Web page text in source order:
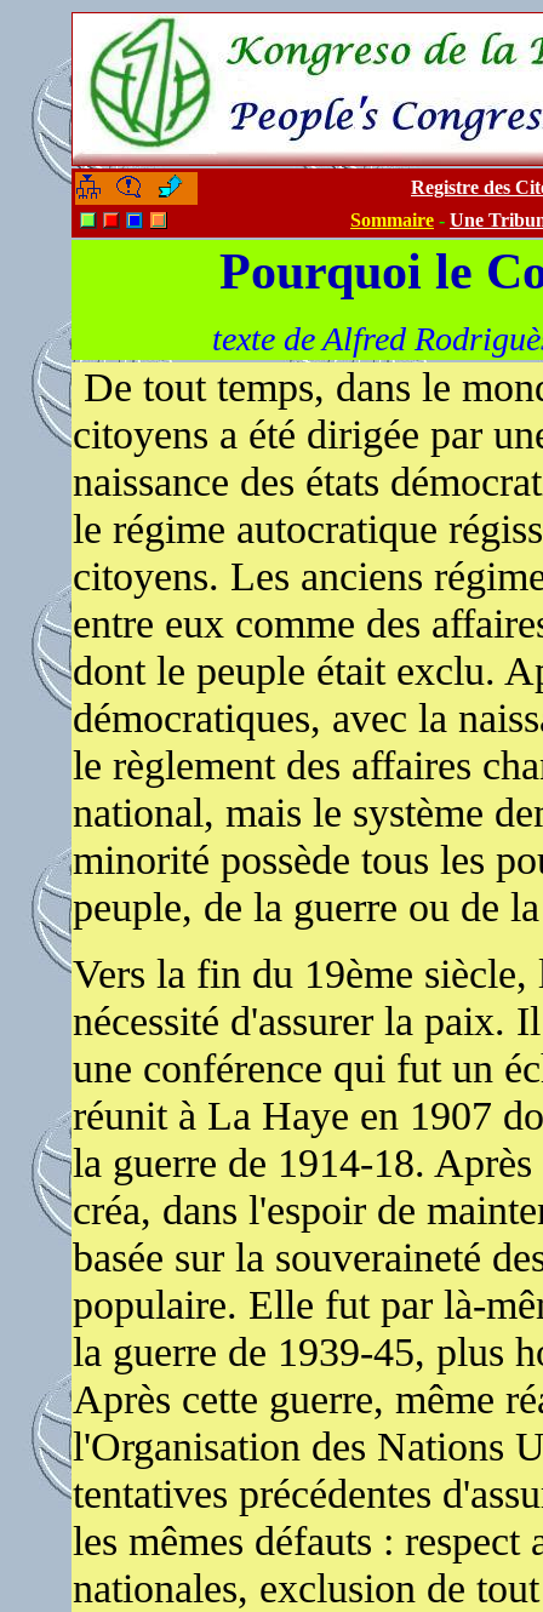
Registre des
Sommaire - Une
Pourquoi le
texte de Alfred
De tout temps, dans le
citoyens a été dirigée par
naissance des états
le régime autocratique
citoyens. Les anciens
entre eux comme des
dont le peuple était exclu.
démocratiques, avec la
le règlement des affaires
national, mais le système
minorité possède tous les
peuple, de la guerre ou de
Vers la fin du 19ème
nécessité d'assurer la paix.
une conférence qui fut un
réunit à La Haye en 1907
la guerre de 1914-18.
créa, dans l'espoir de
basée sur la souveraineté
populaire. Elle fut par là-
la guerre de 1939-45, plus
Après cette guerre, même
l'Organisation des Nations
tentatives précédentes
les mêmes défauts : respect
nationales, exclusion de